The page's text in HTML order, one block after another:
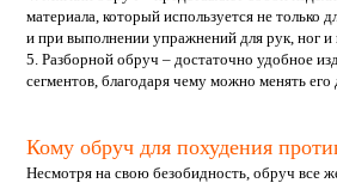
материала, который используется не только
и при выполнении упражнений для рук, ног и
5. Разборной обруч – достаточно удобное
сегментов, благодаря чему можно менять его
Кому обруч для похудения
Несмотря на свою безобидность, обруч все